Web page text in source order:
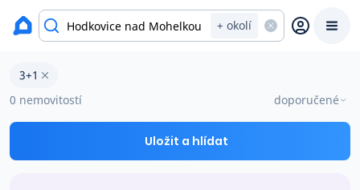
+ okolí
Prodat
Prodej s Reas.cz
okres Liberec
Byty 3+1 na prodej Hodkovice nad Mohelkou
3+1
0 nemovitostí
doporučené
Uložit a hlídat